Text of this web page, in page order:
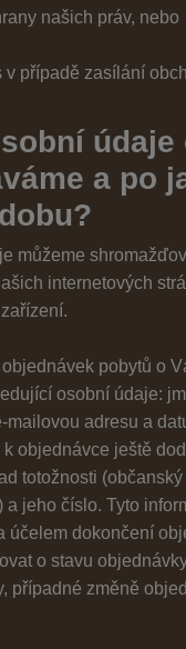
našich práv, nebo
v případě zasílání
údaje
a po
můžeme
internetových
pobytů o
osobní údaje:
mailovou adresu a
objednávce ještě
totožnosti
a jeho číslo. Tyto
účelem dokončení
o stavu
případné změně